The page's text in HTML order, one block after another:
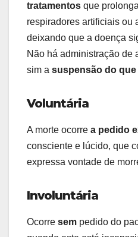
tratamentos que
respiradores artificiais ou
deixando que a doença
Não há administração de
sim a suspensão do que
Voluntária
A morte ocorre a pedido
consciente e lúcido, que
expressa vontade de
Involuntária
Ocorre sem pedido do